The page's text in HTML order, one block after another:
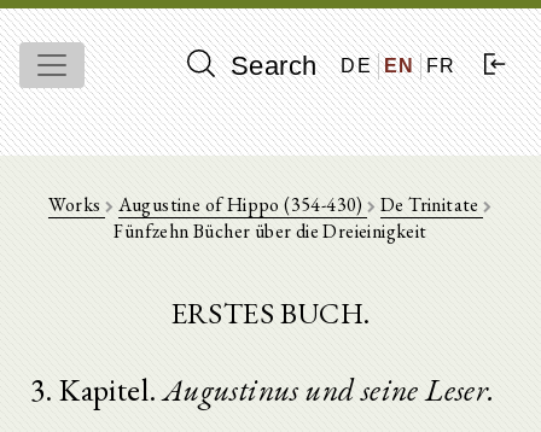
Search DE EN FR
Works Augustine of Hippo (354-430) De Trinitate
Fünfzehn Bücher über die Dreieinigkeit
ERSTES BUCH.
3. Kapitel.Augustinus und seine Leser.